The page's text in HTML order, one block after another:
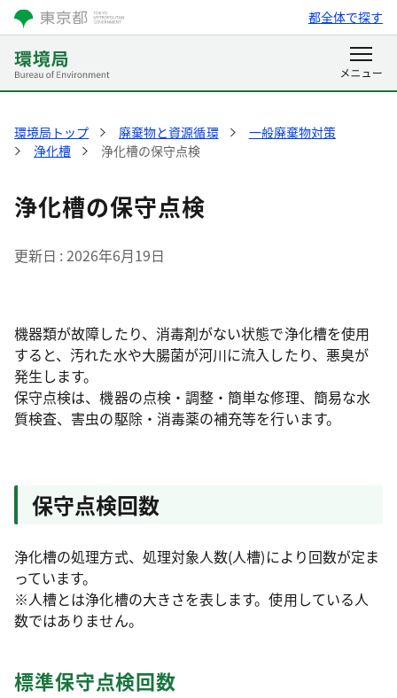
都全体で探す
環境局トップ 廃棄物と資源循環
一般廃棄物対策
浄化槽
浄化槽の保守点検
浄化槽の保守点検
更新日 2026年6月19日
機器類が故障したり、消毒剤がない状態で浄化槽を使用
すると、汚れた水や大腸菌が河川に流入したり、悪臭が
発生します。
保守点検は、機器の点検・調整・簡単な修理、簡易な水
質検査、害虫の駆除・消毒薬の補充等を行います。
保守点検回数
浄化槽の処理方式、処理対象人数(人槽)により回数が定ま
っています。
※人槽とは浄化槽の大きさを表します。使用している人
数ではありません。
標準保守点検回数